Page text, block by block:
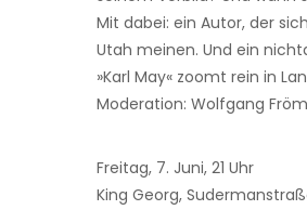
Mit dabei: ein Autor, der
Utah meinen. Und ein
»Karl May« zoomt rein in
Moderation: Wolfgang
Freitag, 7. Juni, 21 Uhr
King Georg,